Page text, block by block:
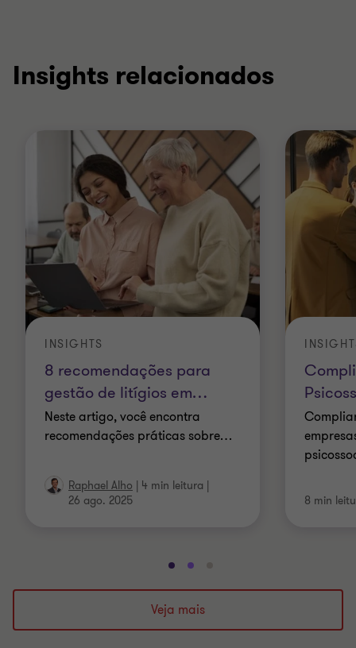
Insights relacionados
8 recomendações para
gestão de litígios em…
INSIGHTS
Neste artigo, você encontra
recomendações práticas sobre…
Raphael Alho | 4 min leitura |
26 ago. 2025
8 min
Ir
para
o
slide
Ir
para
o
slide
para
slide
Veja mais